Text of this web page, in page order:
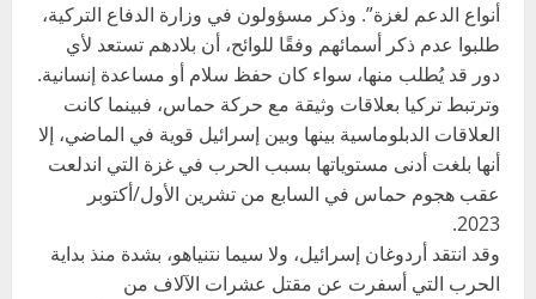
أنواع الدعم لغزة”. وذكر مسؤولون في وزارة الدفاع التركية،
طلبوا عدم ذكر أسمائهم وفقًا للوائح، أن بلادهم تستعد لأي
دور قد يُطلب منها، سواء كان حفظ سلام أو مساعدة إنسانية.
وترتبط تركيا بعلاقات وثيقة مع حركة حماس، فبينما كانت
العلاقات الدبلوماسية بينها وبين إسرائيل قوية في الماضي، إلا
أنها بلغت أدنى مستوياتها بسبب الحرب في غزة التي اندلعت
عقب هجوم حماس في السابع من تشرين الأول/أكتوبر
2023.
وقد انتقد أردوغان إسرائيل، ولا سيما نتنياهو، بشدة منذ بداية
الحرب التي أسفرت عن مقتل عشرات الآلاف من